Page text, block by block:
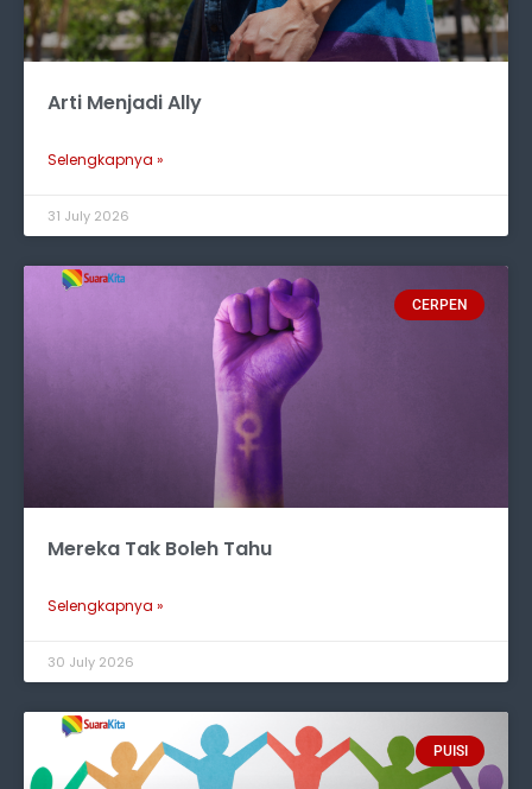
Arti Menjadi Ally
Selengkapnya »
31 July 2026
CERPEN
Mereka Tak Boleh Tahu
Selengkapnya »
30 July 2026
PUISI